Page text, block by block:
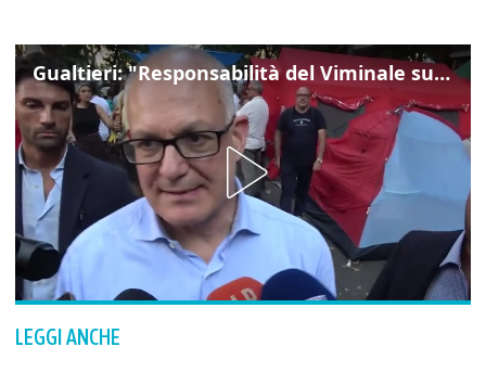
Gualtieri: "Responsabilità del Viminale su Spin Time? La posizione dei partiti è nota"
LEGGI ANCHE